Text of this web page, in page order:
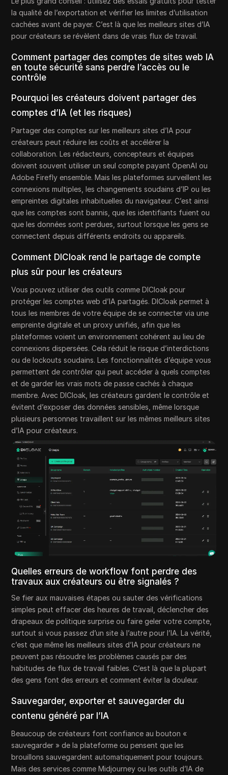
la qualité de l’exportation et vérifier les limites d’utilisation
cachées avant de payer. C’est là que les meilleurs sites d’IA
pour créateurs se révèlent dans de vrais flux de travail.
Comment partager des comptes de sites web IA
en toute sécurité sans perdre l’accès ou le
contrôle
Pourquoi les créateurs doivent partager des
comptes d’IA (et les risques)
Partager des comptes sur les meilleurs sites d’IA pour
créateurs peut réduire les coûts et accélérer la
collaboration. Les rédacteurs, concepteurs et équipes
doivent souvent utiliser un seul compte payant OpenAI ou
Adobe Firefly ensemble. Mais les plateformes surveillent les
connexions multiples, les changements soudains d’IP ou les
empreintes digitales inhabituelles du navigateur. C’est ainsi
que les comptes sont bannis, que les identifiants fuient ou
que les données sont perdues, surtout lorsque les gens se
connectent depuis différents endroits ou appareils.
Comment DICloak rend le partage de compte
plus sûr pour les créateurs
Vous pouvez utiliser des outils comme DICloak pour
protéger les comptes web d’IA partagés. DICloak permet à
tous les membres de votre équipe de se connecter via une
empreinte digitale et un proxy unifiés, afin que les
plateformes voient un environnement cohérent au lieu de
connexions dispersées. Cela réduit le risque d’interdictions
ou de lockouts soudains. Les fonctionnalités d’équipe vous
permettent de contrôler qui peut accéder à quels comptes
et de garder les vrais mots de passe cachés à chaque
membre. Avec DICloak, les créateurs gardent le contrôle et
évitent d’exposer des données sensibles, même lorsque
plusieurs personnes travaillent sur les mêmes meilleurs sites
d’IA pour créateurs.
Quelles erreurs de workflow font perdre des
travaux aux créateurs ou être signalés ?
Se fier aux mauvaises étapes ou sauter des vérifications
simples peut effacer des heures de travail, déclencher des
drapeaux de politique surprise ou faire geler votre compte,
surtout si vous passez d’un site à l’autre pour l’IA. La vérité,
c’est que même les meilleurs sites d’IA pour créateurs ne
peuvent pas résoudre les problèmes causés par des
habitudes de flux de travail faibles. C’est là que la plupart
des gens font des erreurs et comment éviter la douleur.
Sauvegarder, exporter et sauvegarder du
contenu généré par l’IA
Beaucoup de créateurs font confiance au bouton «
sauvegarder » de la plateforme ou pensent que les
brouillons sauvegardent automatiquement pour toujours.
Mais des services comme Midjourney ou les outils d’IA de